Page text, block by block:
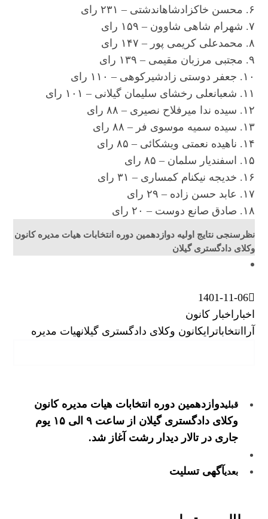
۶. محسن خاکزادشاهاندشتی – ۲۳۱ رای
۷. شهرام شاهی شاوون – ۱۵۹ رای
۸. محمدعلی کریمی پور – ۱۴۷ رای
۹. مجتبی مرزبان مقیمی – ۱۳۹ رای
۱۰. جعفر دوستی زادشیرکوهی – ۱۱۰ رای
۱۱. شعبانعلی رخشای سلیمان گیلانی – ۱۰۱ رای
۱۲. سیده ندا میرفلاح نصیری – ۸۸ رای
۱۳. سیده سمیه موسوی فر – ۸۸ رای
۱۴. ناهیده نعمتی ویشکائی – ۸۵ رای
۱۵. اسفندیار سلمان – ۸۵ رای
۱۶. خدیجه نیکنام کمساری – ۳۱ رای
۱۷. عابد حسن زاده – ۲۹ رای
۱۸. صادق صانع دوست – ۲۰ رای
نظرسنجی نتایج اولیه دوازدهمین دوره انتخابات هیات مدیره کانون
وکلای دادگستری گیلان
1401-11-06
اخبار اخبار کانون
آرا
انتخاباترایکانون وکلای دادگستری گیلانهیات مدیره
قبلیدوازدهمین دوره انتخابات هیات مدیره کانون
وکلای دادگستری گیلان از ساعت ۹ الی ۱۵ یوم
جاری در تالار دیدار رشت آغاز شد.
بعدیآگهی تسلیت